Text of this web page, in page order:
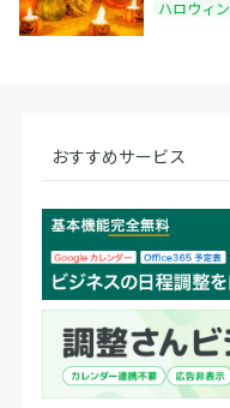
ハロウィン
おすすめサービス